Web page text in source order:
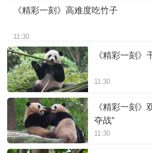
《精彩一刻》高难度吃竹子
11:30
《精彩一刻》
11:30
《精彩一刻》
夺战”
11:30